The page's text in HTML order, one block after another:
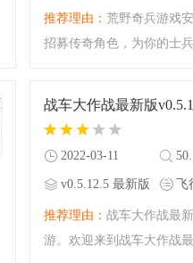
推荐理由： 荒野奇兵游戏
招募传奇角色，为你的士
你的每一场战争，卡通可
战车大作战最新版
2022-03-11
v0.5.12.5 最新版
推荐理由： 战车大作战最
游。欢迎来到战车大作战